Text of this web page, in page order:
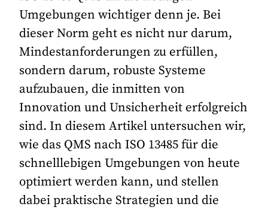
Umgebungen wichtiger denn je. Bei
dieser Norm geht es nicht nur darum,
Mindestanforderungen zu erfüllen,
sondern darum, robuste Systeme
aufzubauen, die inmitten von
Innovation und Unsicherheit erfolgreich
sind. In diesem Artikel untersuchen wir,
wie das QMS nach ISO 13485 für die
schnelllebigen Umgebungen von heute
optimiert werden kann, und stellen
dabei praktische Strategien und die